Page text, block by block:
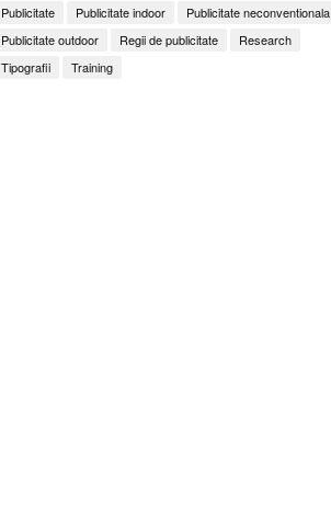
Publicitate
Publicitate indoor
Publicitate neconventionala
Publicitate outdoor
Regii de publicitate
Research
Tipografii
Training